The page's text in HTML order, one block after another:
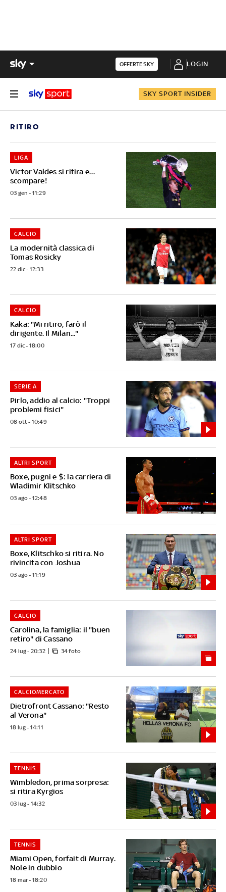
OFFERTE SKY LOGIN
SKY SPORT INSIDER
RITIRO
Victor Valdes si ritira e…
scompare!
LIGA
03 gen - 11:29
La modernità classica di
Tomas Rosicky
CALCIO
22 dic - 12:33
Kaka: "Mi ritiro, farò il
dirigente. Il Milan..."
CALCIO
17 dic - 18:00
Pirlo, addio al calcio: "Troppi
problemi fisici"
SERIE A
08 ott - 10:49
Boxe, pugni e $: la carriera di
Wladimir Klitschko
ALTRI SPORT
03 ago - 12:48
Boxe, Klitschko si ritira. No
rivincita con Joshua
ALTRI SPORT
03 ago - 11:19
Carolina, la famiglia: il "buen
retiro" di Cassano
CALCIO
24 lug - 20:32 34 foto
Dietrofront Cassano: "Resto
al Verona"
CALCIOMERCATO
18 lug - 14:11
Wimbledon, prima sorpresa:
si ritira Kyrgios
TENNIS
03 lug - 14:32
Miami Open, forfait di Murray.
Nole in dubbio
TENNIS
18 mar - 18:20